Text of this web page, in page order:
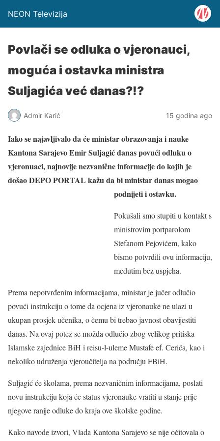
NEON Televizija
Povlači se odluka o vjeronauci,
moguća i ostavka ministra
Suljagića već danas?!?
Admir Karić 15 godina ago
Iako se najavljivalo da će ministar obrazovanja i nauke
Kantona Sarajevo Emir Suljagić danas povući odluku o
vjeronuaci, najnovije nezvanične informacije do kojih je
došao DEPO PORTAL kažu da bi ministar danas mogao
podnijeti i ostavku.
Pokušali smo stupiti u kontakt s
ministrovim portparolom
Stefanom Pejovićem, kako
bismo potvrdili ovu informaciju,
međutim bez uspjeha.
Prema nepotvrđenim informacijama, ministar je jučer odlučio
povući instrukciju o tome da ocjena iz vjeronauke ne ulazi u
ukupan prosjek učenika, o čemu bi trebao javnost obavijestiti
danas. Na ovaj potez se možda odlučio zbog velikog pritiska
Islamske zajednice BiH i reisu-l-uleme Mustafe ef. Cerića, kao i
nekoliko udruženja vjeroučitelja na području FBiH.
Suljagić će školama, prema nezvaničnim informacijama, poslati
novu instrukciju koja će status vjeronauke vratiti u stanje prije
njegove ranije odluke do kraja ove školske godine.
Kako navode izvori, Vlada Kantona Sarajevo se nije očitovala o